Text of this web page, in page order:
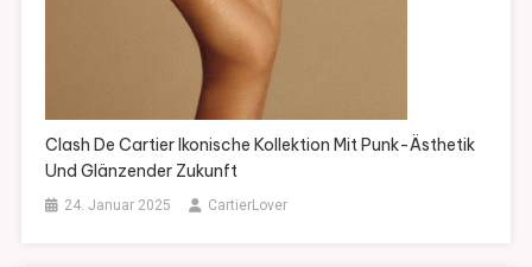
Clash De Cartier Ikonische Kollektion Mit Punk-Ästhetik
Und Glänzender Zukunft
24. Januar 2025 CartierLover